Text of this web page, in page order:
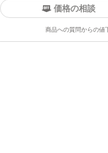
価格の相談
商品への質問からの値